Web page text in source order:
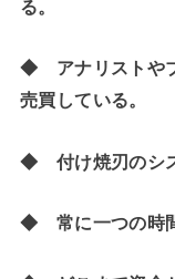
る。
◆ アナリストや
売買している。
◆ 付け焼刃のシス
◆ 常に一つの時間